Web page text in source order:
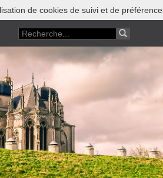
de cookies de suivi et de